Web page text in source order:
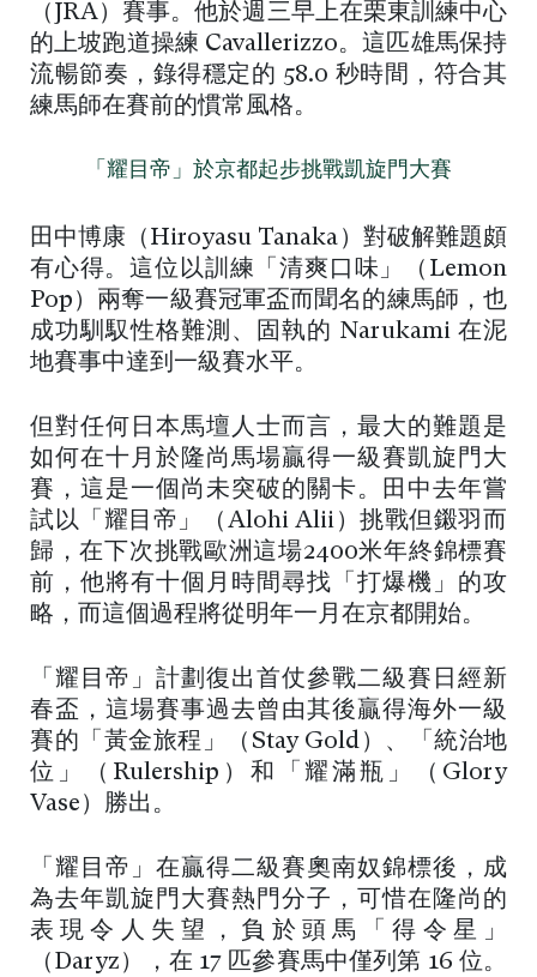
（JRA）賽事。他於週三早上在栗東訓練中心
的上坡跑道操練 Cavallerizzo。這匹雄馬保持
流暢節奏，錄得穩定的 58.0 秒時間，符合其
練馬師在賽前的慣常風格。
「耀目帝」於京都起步挑戰凱旋門大賽
田中博康（Hiroyasu Tanaka）對破解難題頗
有心得。這位以訓練「清爽口味」（Lemon
Pop）兩奪一級賽冠軍盃而聞名的練馬師，也
成功馴馭性格難測、固執的 Narukami 在泥
地賽事中達到一級賽水平。
但對任何日本馬壇人士而言，最大的難題是
如何在十月於隆尚馬場贏得一級賽凱旋門大
賽，這是一個尚未突破的關卡。田中去年嘗
試以「耀目帝」（Alohi Alii）挑戰但鎩羽而
歸，在下次挑戰歐洲這場2400米年終錦標賽
前，他將有十個月時間尋找「打爆機」的攻
略，而這個過程將從明年一月在京都開始。
「耀目帝」計劃復出首仗參戰二級賽日經新
春盃，這場賽事過去曾由其後贏得海外一級
賽的「黃金旅程」（Stay Gold）、「統治地
位」（Rulership）和「耀滿瓶」（Glory
Vase）勝出。
「耀目帝」在贏得二級賽奧南奴錦標後，成
為去年凱旋門大賽熱門分子，可惜在隆尚的
表現令人失望，負於頭馬「得令星」
（Daryz），在 17 匹參賽馬中僅列第 16 位。